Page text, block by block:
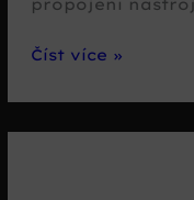
propojení
Integrace
AI
s
Číst více »